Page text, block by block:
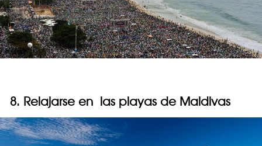
8. Relajarse en las playas de Maldivas